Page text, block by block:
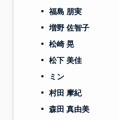
福島 朋実
増野 佐智子
松崎 晃
松下 美佳
ミン
村田 摩紀
森田 真由美